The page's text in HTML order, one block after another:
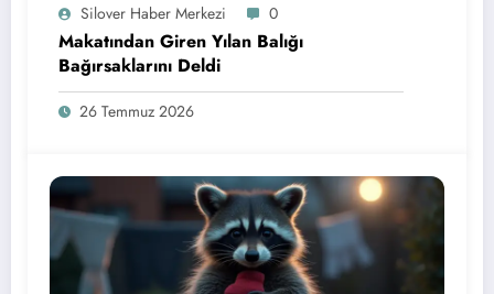
Silover Haber Merkezi 0
Makatından Giren Yılan Balığı
Bağırsaklarını Deldi
26 Temmuz 2026